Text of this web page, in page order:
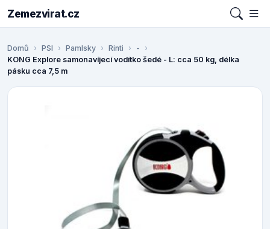
Zemezvirat.cz
Domů PSI Pamlsky Rinti
-
KONG Explore samonavíjecí vodítko šedé - L: cca 50 kg, délka
pásku cca 7,5 m